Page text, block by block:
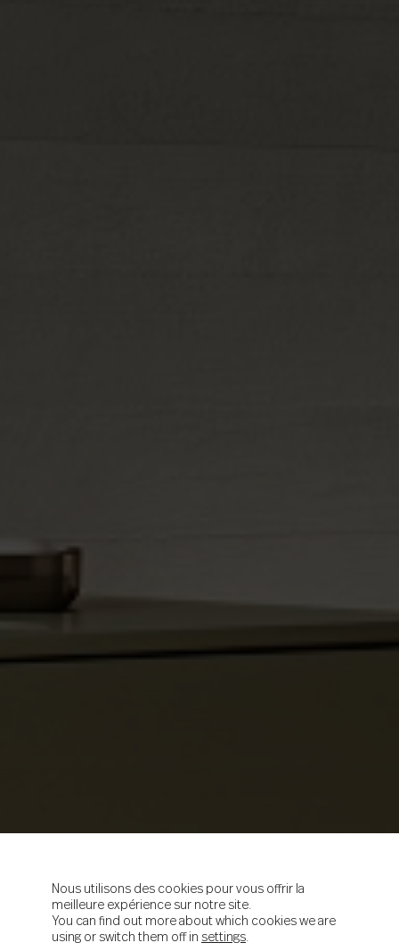
Nous utilisons des cookies pour vous offrir la
meilleure expérience sur notre site.
You can find out more about which cookies we are
using or switch them off in settings